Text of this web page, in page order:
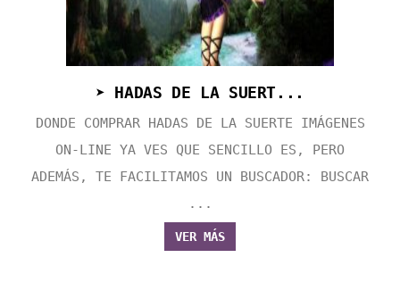
➤ HADAS DE LA SUERT...
DONDE COMPRAR HADAS DE LA SUERTE IMÁGENES
ON-LINE YA VES QUE SENCILLO ES, PERO
ADEMÁS, TE FACILITAMOS UN BUSCADOR: BUSCAR
...
VER MÁS